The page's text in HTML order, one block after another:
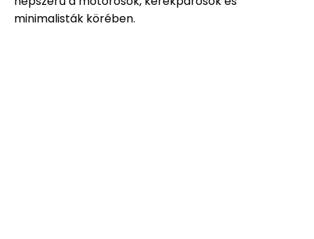
minimalisták körében.